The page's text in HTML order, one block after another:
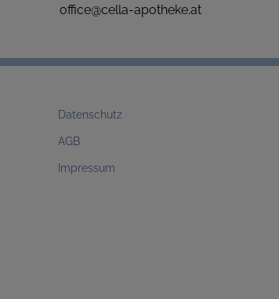
office@cella-apotheke.at
Datenschutz
AGB
Impressum